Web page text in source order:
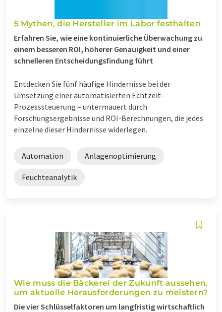
5 Mythen, die Hersteller im Labor festhalten
Erfahren Sie, wie eine kontinuierliche Überwachung zu
einem besseren ROI, höherer Genauigkeit und einer
schnelleren Entscheidungsfindung führt
Entdecken Sie fünf häufige Hindernisse bei der
Umsetzung einer automatisierten Echtzeit-
Prozesssteuerung – untermauert durch
Forschungsergebnisse und ROI-Berechnungen, die jedes
einzelne dieser Hindernisse widerlegen.
Automation Anlagenoptimierung
Feuchteanalytik
Wie muss die Bäckerei der Zukunft aussehen,
um aktuelle Herausforderungen zu meistern?
Die vier Schlüsselfaktoren um langfristig wirtschaftlich